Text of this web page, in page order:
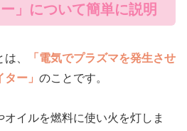
」について簡単に説明
は、
「電気でプラズマを発生させ
ー」 のことです。
イルを燃料に使い火を灯しま